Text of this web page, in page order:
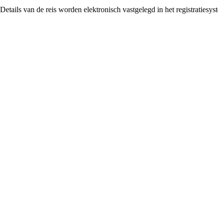
Details van de reis worden elektronisch vastgelegd in het